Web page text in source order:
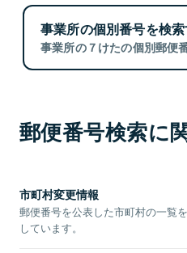
事業所の個別番号を検
事業所の７けたの個別郵便
郵便番号検索に
市町村変更情報
郵便番号を公表した市町村の一覧
しています。